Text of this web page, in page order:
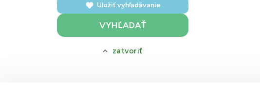
Uložiť vyhľadávanie
VYHĽADAŤ
zatvoriť